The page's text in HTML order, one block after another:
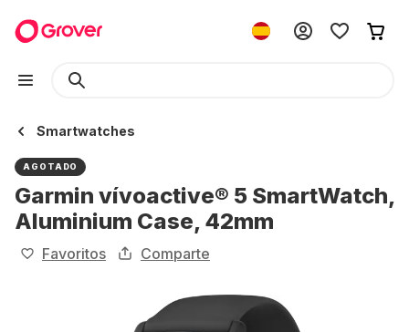
Smartwatches
AGOTADO
Garmin vívoactive® 5 SmartWatch,
Aluminium Case, 42mm
Favoritos Comparte